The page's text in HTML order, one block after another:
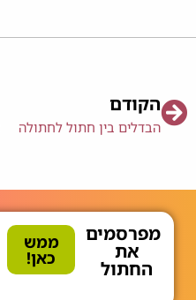
הקודם
הבדלים בין חתול לחתולה
מפרסמים
את
החתול
ממש
כאן!